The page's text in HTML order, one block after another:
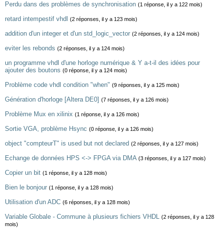
Perdu dans des problèmes de synchronisation (1 réponse, il y a 122 mois)
retard intempestif vhdl (2 réponses, il y a 123 mois)
addition d'un integer et d'un std_logic_vector (2 réponses, il y a 124 mois)
eviter les rebonds (2 réponses, il y a 124 mois)
un programme vhdl d'une horloge numérique & Y a-t-il des idées pour
ajouter des boutons (0 réponse, il y a 124 mois)
Problème code vhdl condition "when" (9 réponses, il y a 125 mois)
Génération d'horloge [Altera DE0] (7 réponses, il y a 126 mois)
Problème Mux en xilinix (1 réponse, il y a 126 mois)
Sortie VGA, problème Hsync (0 réponse, il y a 126 mois)
object "compteurT" is used but not declared (2 réponses, il y a 127 mois)
Echange de données HPS <-> FPGA via DMA (3 réponses, il y a 127 mois)
Copier un bit (1 réponse, il y a 128 mois)
Bien le bonjour (1 réponse, il y a 128 mois)
Utilisation d'un ADC (6 réponses, il y a 128 mois)
Variable Globale - Commune à plusieurs fichiers VHDL (2 réponses, il y a 128
mois)